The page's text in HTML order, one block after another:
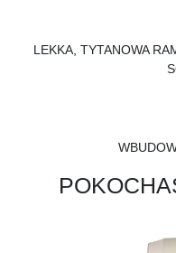
LEKKA, TYTANOWA